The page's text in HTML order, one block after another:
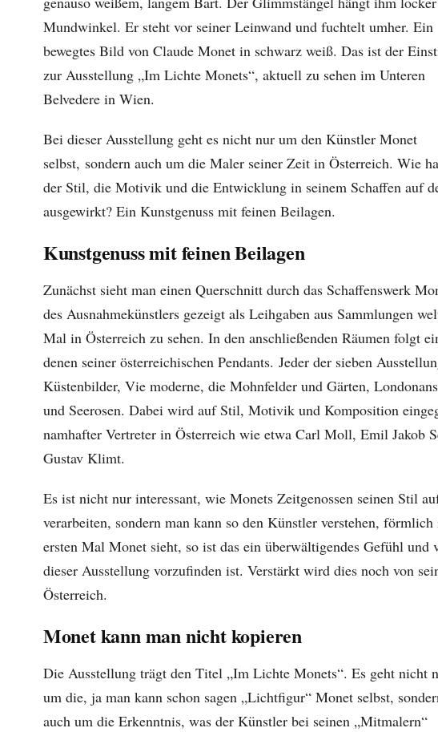
Mundwinkel. Er steht vor seiner Leinwand und fuchtelt umher. Ein
bewegtes Bild von Claude Monet in schwarz weiß. Das ist der
zur Ausstellung „Im Lichte Monets“, aktuell zu sehen im Unteren
Belvedere in Wien.
Bei dieser Ausstellung geht es nicht nur um den Künstler Monet
selbst, sondern auch um die Maler seiner Zeit in Österreich. Wie
der Stil, die Motivik und die Entwicklung in seinem Schaffen auf
ausgewirkt? Ein Kunstgenuss mit feinen Beilagen.
Kunstgenuss mit feinen Beilagen
Zunächst sieht man einen Querschnitt durch das Schaffenswerk
des Ausnahmekünstlers gezeigt als Leihgaben aus Sammlungen
Mal in Österreich zu sehen. In den anschließenden Räumen folgt
denen seiner österreichischen Pendants. Jeder der sieben
Küstenbilder, Vie moderne, die Mohnfelder und Gärten,
und Seerosen. Dabei wird auf Stil, Motivik und Komposition
namhafter Vertreter in Österreich wie etwa Carl Moll, Emil Jakob
Gustav Klimt.
Es ist nicht nur interessant, wie Monets Zeitgenossen seinen Stil
verarbeiten, sondern man kann so den Künstler verstehen,
ersten Mal Monet sieht, so ist das ein überwältigendes Gefühl
dieser Ausstellung vorzufinden ist. Verstärkt wird dies noch von
Österreich.
Monet kann man nicht kopieren
Die Ausstellung trägt den Titel „Im Lichte Monets“. Es geht nicht
um die, ja man kann schon sagen „Lichtfigur“ Monet selbst,
auch um die Erkenntnis, was der Künstler bei seinen „Mitmalern“